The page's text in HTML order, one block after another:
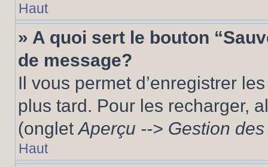
Haut
» A quoi sert le bouton
de message?
Il vous permet d’enregistrer
plus tard. Pour les recharger,
(ongletAperçu --> Gestion
Haut